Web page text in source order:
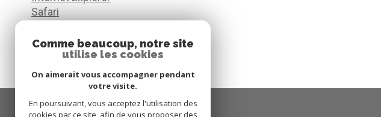
Safari
Edge
Comme beaucoup, notre site
utilise les cookies
On aimerait vous accompagner pendant
votre visite.
En poursuivant, vous acceptez l'utilisation des
cookies par ce site, afin de vous proposer des